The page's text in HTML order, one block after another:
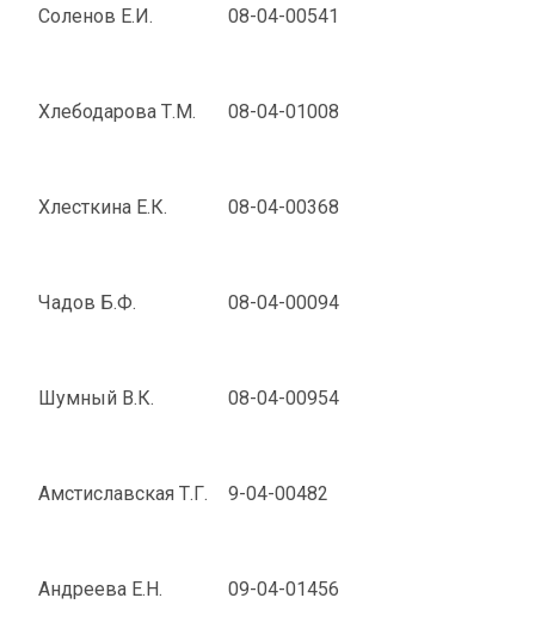
Соленов Е.И. 08-04-00541
Хлебодарова Т.М. 08-04-01008
Хлесткина Е.К. 08-04-00368
Чадов Б.Ф. 08-04-00094
Шумный В.К. 08-04-00954
Амстиславская Т.Г. 9-04-00482
Андреева Е.Н. 09-04-01456